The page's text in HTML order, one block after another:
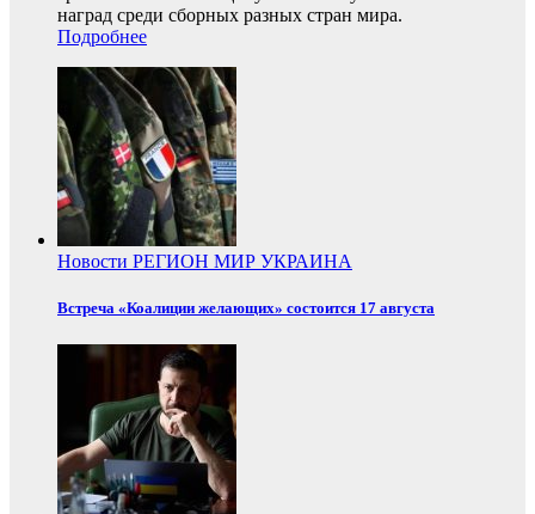
наград среди сборных разных стран мира.
Подробнее
Новости РЕГИОН МИР УКРАИНА
Встреча «Коалиции желающих» состоится 17 августа